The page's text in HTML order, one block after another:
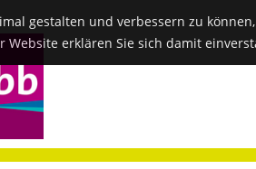
gestalten und verbessern zu
erklären Sie sich damit